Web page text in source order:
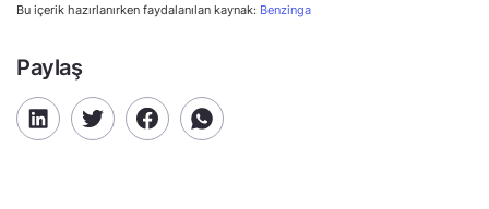
Bu içerik hazırlanırken faydalanılan kaynak: Benzinga
Paylaş